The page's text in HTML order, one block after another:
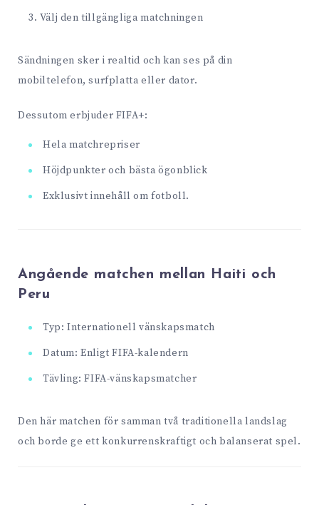
Välj den tillgängliga matchningen
Sändningen sker i realtid och kan ses på din
mobiltelefon, surfplatta eller dator.
Dessutom erbjuder FIFA+:
Hela matchrepriser
Höjdpunkter och bästa ögonblick
Exklusivt innehåll om fotboll.
Angående matchen mellan Haiti och
Peru
Typ: Internationell vänskapsmatch
Datum: Enligt FIFA-kalendern
Tävling: FIFA-vänskapsmatcher
Den här matchen för samman två traditionella landslag
och borde ge ett konkurrenskraftigt och balanserat spel.